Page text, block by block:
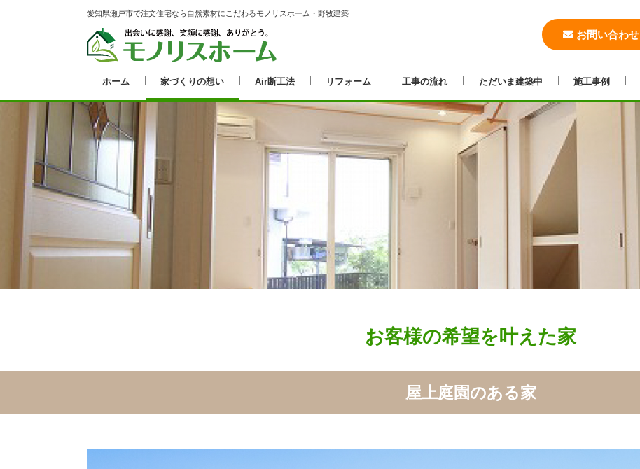
愛知県瀬戸市で注文住宅なら自然素材にこだわるモノリスホーム・野牧建築
お問い合わせ
ホーム 家づくりの想い Air断工法 リフォーム 工事の流れ ただいま建築中 施工事例
お客様の希望を叶えた家
屋上庭園のある家